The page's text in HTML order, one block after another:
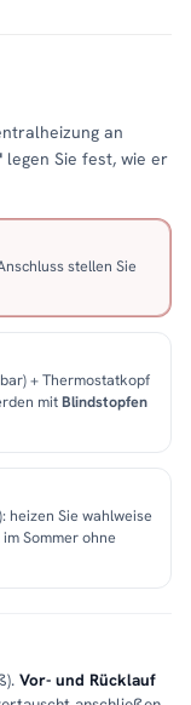
an
legen Sie fest, wie er
stellen Sie
+ Thermostatkopf
mitBlindstopfen
heizen Sie wahlweise
im Sommer ohne
Vor- und Rücklauf